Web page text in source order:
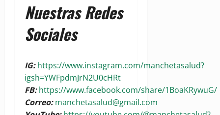
Nuestras Redes
Sociales
IG:https://www.instagram.com/manchetasalud?
igsh=YWFpdmJrN2U0cHRt
FB:https://www.facebook.com/share/1BoaKRywuG/
Correo:manchetasalud@gmail.com